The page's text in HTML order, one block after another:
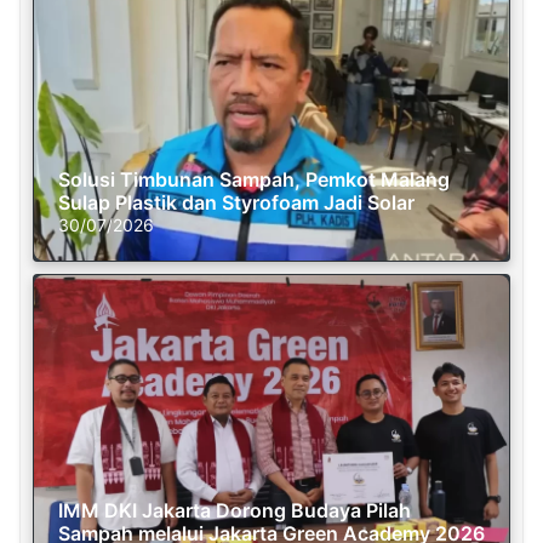
Solusi Timbunan Sampah, Pemkot Malang
Sulap Plastik dan Styrofoam Jadi Solar
30/07/2026
IMM DKI Jakarta Dorong Budaya Pilah
Sampah melalui Jakarta Green Academy 2026